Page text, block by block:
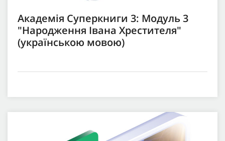
Академія Суперкниги 3: Модуль 3
"Народження Івана Хрестителя"
(українською мовою)